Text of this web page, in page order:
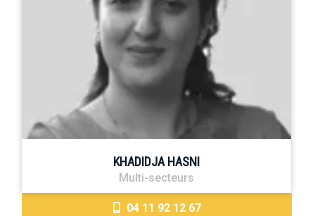
KHADIDJA HASNI
Multi-secteurs
04 11 92 12 67